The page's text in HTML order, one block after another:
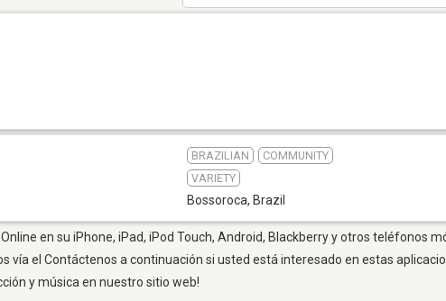
BRAZILIAN
COMMUNITY
VARIETY
Bossoroca, Brazil
en su iPhone, iPad, iPod Touch, Android, Blackberry y otros teléfonos
vía el Contáctenos a continuación si usted está interesado en estas
y música en nuestro sitio web!